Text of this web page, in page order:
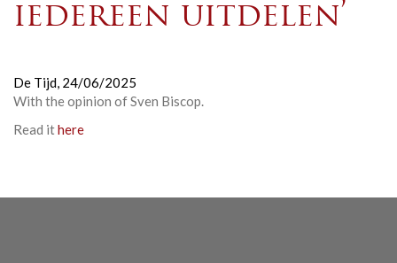
iedereen uitdelen’
De Tijd, 24/06/2025
With the opinion of Sven Biscop.
Read ithere